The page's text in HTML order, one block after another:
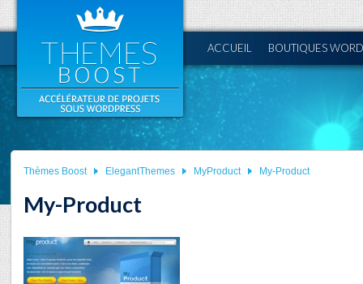
ACCUEIL BOUTIQUES
Thèmes Boost ElegantThemes MyProduct My-Product
My-Product